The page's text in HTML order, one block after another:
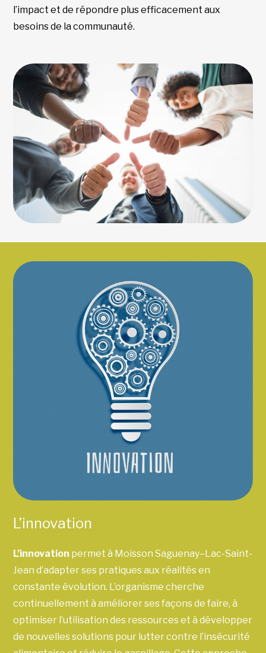
l’impact et de répondre plus efficacement aux
besoins de la communauté.
L’innovation
L’innovation permet à Moisson Saguenay–Lac-Saint-
Jean d’adapter ses pratiques aux réalités en
constante évolution. L’organisme cherche
continuellement à améliorer ses façons de faire, à
optimiser l’utilisation des ressources et à développer
de nouvelles solutions pour lutter contre l’insécurité